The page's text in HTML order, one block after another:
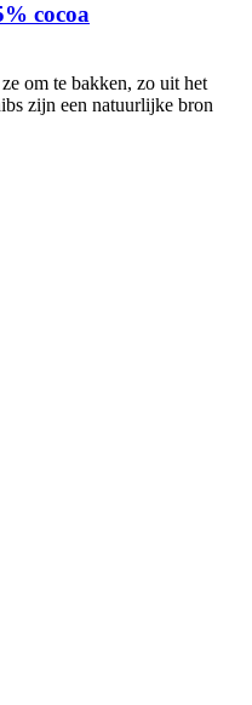
cocoa
om te bakken, zo uit het
zijn een natuurlijke bron